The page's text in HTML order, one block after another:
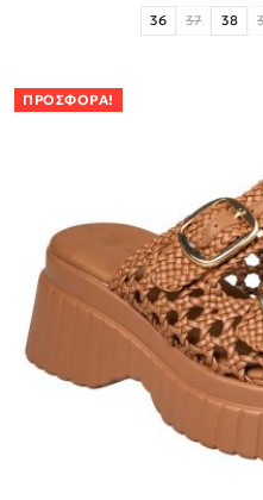
36 37 38
ΠΡΟΣΦΟΡΆ!